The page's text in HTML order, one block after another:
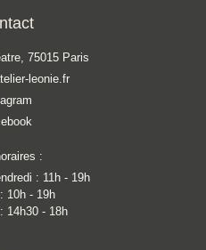
75015 Paris
leonie.fr
:
: 11h - 19h
10h - 19h
14h30 - 18h